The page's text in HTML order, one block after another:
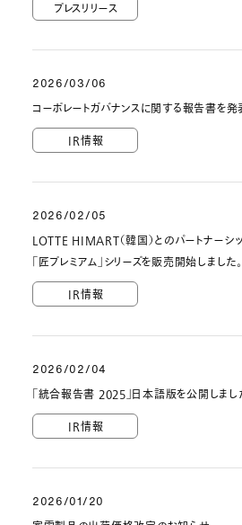
プレスリリース
2026/03/06
コーポレートガバナンスに関する報告書を発
IR情報
2026/02/05
LOTTE HIMART（韓国）とのパートナーシ
「匠プレミアム」シリーズを販売開始しました。
IR情報
2026/02/04
「統合報告書 2025」日本語版を公開しまし
IR情報
2026/01/20